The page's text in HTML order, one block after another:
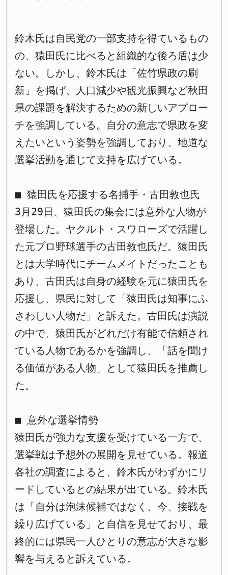
鈴木氏は自民党の一部支持を得ているもの
の、猿田氏に比べると組織的な後ろ盾は少
ない。しかし、鈴木氏は「佐竹県政の刷
新」を掲げ、人口減少や観光振興など秋田
県の課題を解決するための新しいアプロー
チを強調している。自分の意志で県政を変
えたいという姿勢を強調しており、地道な
選挙活動を通じて支持を広げている。
■ 猿田氏を応援する名捕手・古田敦也氏
3月29日、猿田氏の集会には意外な人物が
登場した。ヤクルト・スワローズで活躍し
た元プロ野球選手の古田敦也氏だ。猿田氏
とは大学時代にチームメイトだったことも
あり、古田氏は自身の経験を元に猿田氏を
応援し、県民に対して「猿田氏は知事にふ
さわしい人物だ」と訴えた。古田氏は演説
の中で、猿田氏がどれだけ有能で信頼され
ている人物であるかを強調し、「話を聞け
る価値がある人物」として猿田氏を推薦し
た。
■ 意外な選挙情勢
猿田氏が強力な支援を受けている一方で、
選挙戦は予想外の展開を見せている。報道
各社の調査によると、鈴木氏がわずかにリ
ードしているとの結果が出ている。鈴木氏
は「自分は泡沫候補ではなく、今、接戦を
繰り広げている」と自信を見せており、最
終的には県民一人ひとりの意志が大きな影
響を与えると訴えている。